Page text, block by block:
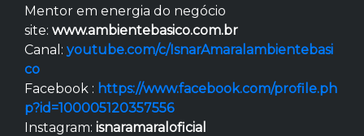
Mentor em energia do negócio
site: www.ambientebasico.com.br
Canal: youtube.com/c/IsnarAmaralambientebasi
co
Facebook : https://www.facebook.com/profile.ph
p?id=100005120357556
Instagram: isnaramaraloficial